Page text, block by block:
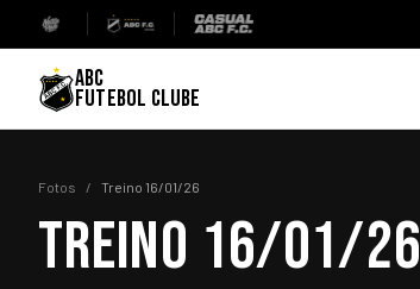
ABC
FUTEBOL CLUBE
Fotos / Treino 16/01/26
TREINO 16/01/26